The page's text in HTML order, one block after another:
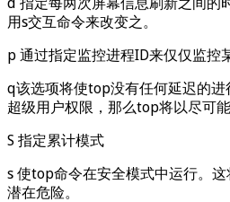
用s交互命令来改变之。
p 通过指定监控进程ID来仅仅监控
q该选项将使top没有任何延迟的
超级用户权限，那么top将以尽可
S 指定累计模式
s 使top命令在安全模式中运行。
潜在危险。